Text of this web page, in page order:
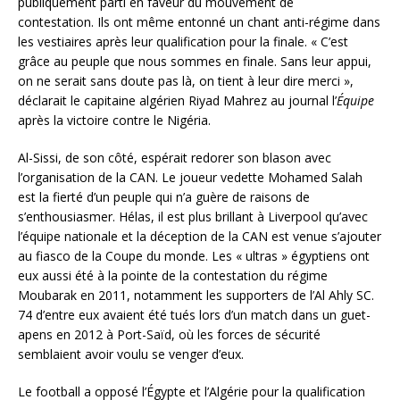
contestation. Ils ont même entonné un chant anti-régime dans
les vestiaires après leur qualification pour la finale. « C’est
grâce au peuple que nous sommes en finale. Sans leur appui,
on ne serait sans doute pas là, on tient à leur dire merci »,
déclarait le capitaine algérien Riyad Mahrez au journal l’Équipe
après la victoire contre le Nigéria.
Al-Sissi, de son côté, espérait redorer son blason avec
l’organisation de la CAN. Le joueur vedette Mohamed Salah
est la fierté d’un peuple qui n’a guère de raisons de
s’enthousiasmer. Hélas, il est plus brillant à Liverpool qu’avec
l’équipe nationale et la déception de la CAN est venue s’ajouter
au fiasco de la Coupe du monde. Les « ultras » égyptiens ont
eux aussi été à la pointe de la contestation du régime
Moubarak en 2011, notamment les supporters de l’Al Ahly SC.
74 d’entre eux avaient été tués lors d’un match dans un guet-
apens en 2012 à Port-Saïd, où les forces de sécurité
semblaient avoir voulu se venger d’eux.
Le football a opposé l’Égypte et l’Algérie pour la qualification